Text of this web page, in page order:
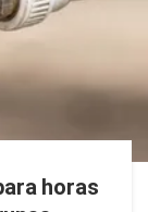
horas